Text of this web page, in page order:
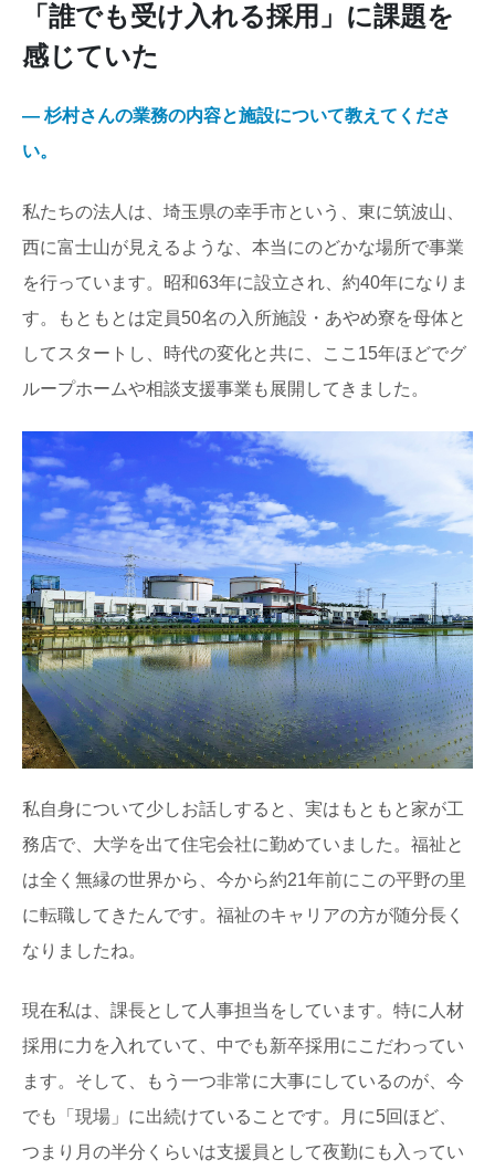
「誰でも受け入れる採用」に課題を
感じていた
― 杉村さんの業務の内容と施設について教えてくださ
い。
私たちの法人は、埼玉県の幸手市という、東に筑波山、
西に富士山が見えるような、本当にのどかな場所で事業
を行っています。昭和63年に設立され、約40年になりま
す。もともとは定員50名の入所施設・あやめ寮を母体と
してスタートし、時代の変化と共に、ここ15年ほどでグ
ループホームや相談支援事業も展開してきました。
私自身について少しお話しすると、実はもともと家が工
務店で、大学を出て住宅会社に勤めていました。福祉と
は全く無縁の世界から、今から約21年前にこの平野の里
に転職してきたんです。福祉のキャリアの方が随分長く
なりましたね。
現在私は、課長として人事担当をしています。特に人材
採用に力を入れていて、中でも新卒採用にこだわってい
ます。そして、もう一つ非常に大事にしているのが、今
でも「現場」に出続けていることです。月に5回ほど、
つまり月の半分くらいは支援員として夜勤にも入ってい